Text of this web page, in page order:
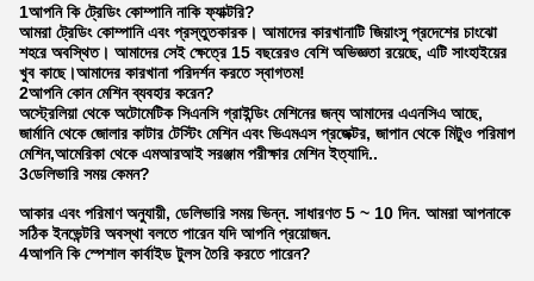
1আপনি কি ট্রেডিং কোম্পানি নাকি ফ্যাক্টরি?
আমরা ট্রেডিং কোম্পানি এবং প্রস্তুতকারক। আমাদের কারখানাটি জিয়াংসু প্রদেশের চাংঝো
শহরে অবস্থিত। আমাদের সেই ক্ষেত্রে 15 বছরেরও বেশি অভিজ্ঞতা রয়েছে, এটি সাংহাইয়ের
খুব কাছে।আমাদের কারখানা পরিদর্শন করতে স্বাগতম!
2আপনি কোন মেশিন ব্যবহার করেন?
অস্ট্রেলিয়া থেকে অটোমেটিক সিএনসি গ্রাইন্ডিং মেশিনের জন্য আমাদের এএনসিএ আছে,
জার্মানি থেকে জোলার কাটার টেস্টিং মেশিন এবং ভিএমএস প্রজেক্টর, জাপান থেকে মিটুও পরিমাপ
মেশিন,আমেরিকা থেকে এমআরআই সরঞ্জাম পরীক্ষার মেশিন ইত্যাদি..
3ডেলিভারি সময় কেমন?
আকার এবং পরিমাণ অনুযায়ী, ডেলিভারি সময় ভিন্ন. সাধারণত 5 ~ 10 দিন. আমরা আপনাকে
সঠিক ইনভেন্টরি অবস্থা বলতে পারেন যদি আপনি প্রয়োজন.
4আপনি কি স্পেশাল কার্বাইড টুলস তৈরি করতে পারেন?